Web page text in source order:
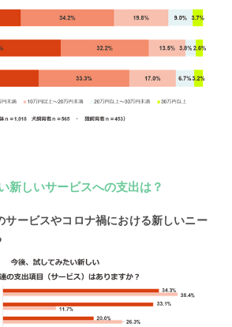
新しいサービスへの支出は？
サービスやコロナ禍における新しいニー